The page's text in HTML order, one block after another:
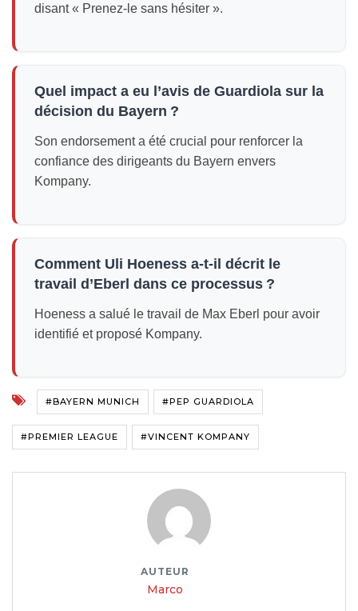
disant « Prenez-le sans hésiter ».
Quel impact a eu l’avis de Guardiola sur la
décision du Bayern ?
Son endorsement a été crucial pour renforcer la
confiance des dirigeants du Bayern envers
Kompany.
Comment Uli Hoeness a-t-il décrit le
travail d’Eberl dans ce processus ?
Hoeness a salué le travail de Max Eberl pour avoir
identifié et proposé Kompany.
#BAYERN MUNICH #PEP GUARDIOLA
#PREMIER LEAGUE #VINCENT KOMPANY
AUTEUR
Marco